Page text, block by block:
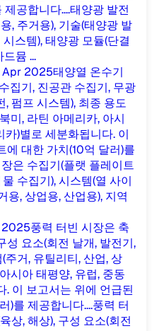
공합니다....태양광 발전
, 주거용), 기술(태양광 발
스템), 태양광 모듈(단결
뮴 ...
Apr 2025태양열 온수기
집기, 진공관 수집기, 무광
, 펌프 시스템), 최종 용도
미, 라틴 아메리카, 아시
카)별로 세분화됩니다. 이
에 대한 가치(10억 달러)를
은 수집기(플랫 플레이트
수집기), 시스템(열 사이
용, 상업용, 산업용), 지역
풍력 터빈 시장은 축
성 요소(회전 날개, 발전기,
주거, 유틸리티, 산업, 상
시아 태평양, 유럽, 중동
. 이 보고서는 위에 언급된
)를 제공합니다....풍력 터
상, 해상), 구성 요소(회전